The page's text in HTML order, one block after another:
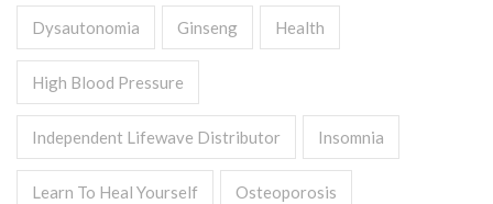
Dysautonomia Ginseng Health
High Blood Pressure
Independent Lifewave Distributor Insomnia
Learn To Heal Yourself Osteoporosis